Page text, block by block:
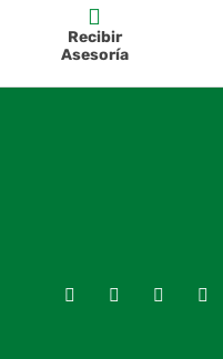
Recibir
Asesoría